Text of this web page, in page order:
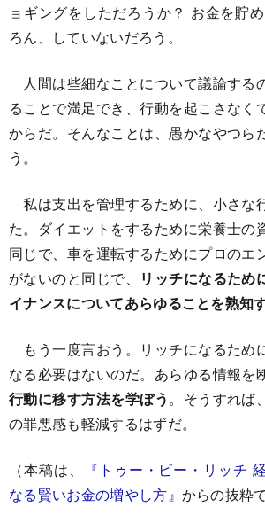
ョギングをしただろうか？ お金を貯
ろん、していないだろう。
人間は些細なことについて議論する
ることで満足でき、行動を起こさなく
からだ。そんなことは、愚かなやつら
う。
私は支出を管理するために、小さな
た。ダイエットをするために栄養士の
同じで、車を運転するためにプロのエ
がないのと同じで、
リッチになるため
イナンスについてあらゆることを熟知
もう一度言おう。リッチになるため
なる必要はないのだ。あらゆる情報を
行動に移す方法を学ぼう。そうすれば
の罪悪感も軽減するはずだ。
（本稿は、
『トゥー・ビー・リッチ
なる賢いお金の増やし方』 からの抜粋